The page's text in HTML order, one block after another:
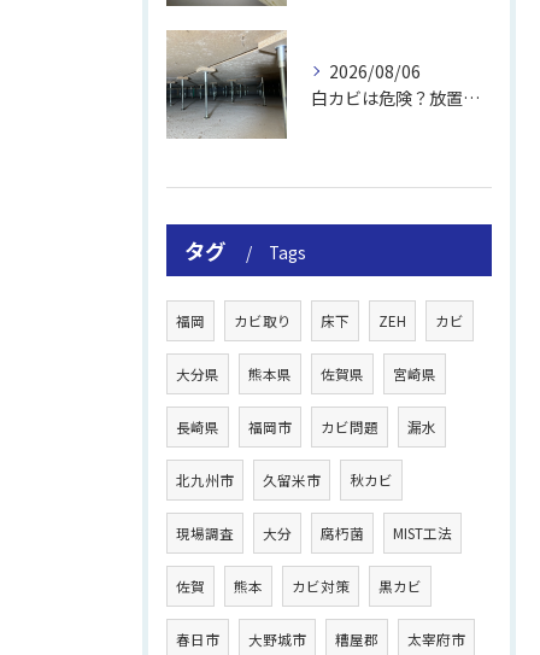
2026/08/06
白カビは危険？放置のリスクと取り方
タグ Tags
福岡 カビ取り 床下 ZEH カビ
大分県 熊本県 佐賀県 宮崎県
長崎県 福岡市 カビ問題 漏水
北九州市 久留米市 秋カビ
現場調査 大分 腐朽菌 MIST工法
佐賀 熊本 カビ対策 黒カビ
春日市 大野城市 糟屋郡 太宰府市